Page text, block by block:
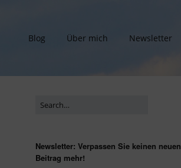
Blog Über mich Newsletter
Newsletter: Verpassen Sie keinen neuen
Beitrag mehr!